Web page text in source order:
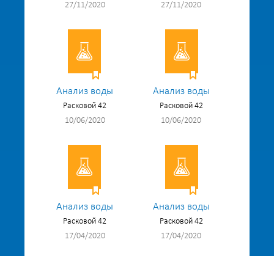
27/11/2020
27/11/2020
Анализ воды
Расковой 42
10/06/2020
Анализ воды
Расковой 42
10/06/2020
Анализ воды
Расковой 42
17/04/2020
Анализ воды
Расковой 42
17/04/2020